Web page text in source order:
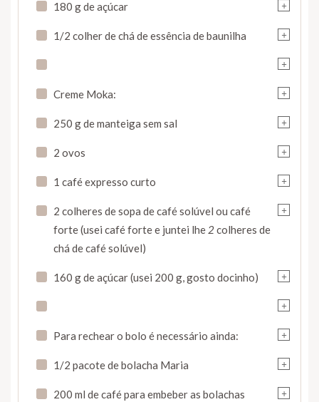
+
180 g de açúcar
+
1/2 colher de chá de essência de baunilha
+
+
Creme Moka:
+
250 g de manteiga sem sal
+
2 ovos
+
1 café expresso curto
+
2 colheres de sopa de café solúvel ou café
forte (usei café forte e juntei lhe 2colheres de
chá de café solúvel)
+
160 g de açúcar (usei 200 g, gosto docinho)
+
+
Para rechear o bolo é necessário ainda:
+
1/2 pacote de bolacha Maria
+
200 ml de café para embeber as bolachas